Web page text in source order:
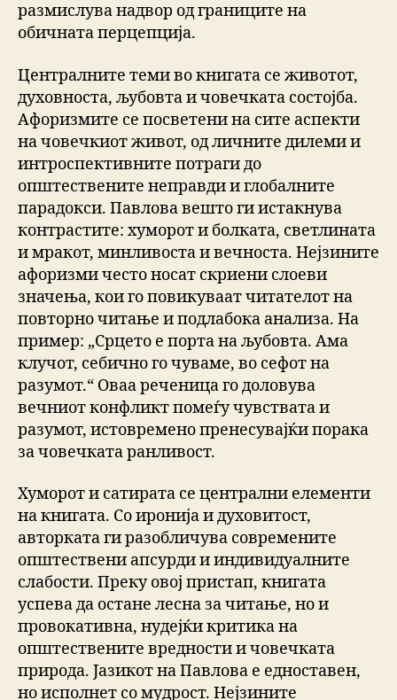
размислува надвор од границите на
обичната перцепција.
Централните теми во книгата се животот,
духовноста, љубовта и човечката состојба.
Афоризмите се посветени на сите аспекти
на човечкиот живот, од личните дилеми и
интроспективните потраги до
општествените неправди и глобалните
парадокси. Павлова вешто ги истакнува
контрастите: хуморот и болката, светлината
и мракот, минливоста и вечноста. Нејзините
афоризми често носат скриени слоеви
значења, кои го повикуваат читателот на
повторно читање и подлабока анализа. На
пример: „Срцето е порта на љубовта. Ама
клучот, себично го чуваме, во сефот на
разумот.“ Оваа реченица го доловува
вечниот конфликт помеѓу чувствата и
разумот, истовремено пренесувајќи порака
за човечката ранливост.
Хуморот и сатирата се централни елементи
на книгата. Со иронија и духовитост,
авторката ги разобличува современите
општествени апсурди и индивидуалните
слабости. Преку овој пристап, книгата
успева да остане лесна за читање, но и
провокативна, нудејќи критика на
општествените вредности и човечката
природа. Јазикот на Павлова е едноставен,
но исполнет со мудрост. Нејзините